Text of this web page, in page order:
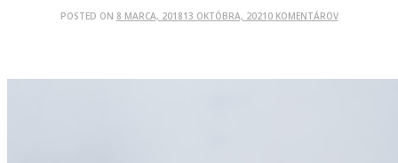
POSTED ON 8 MARCA, 201813 OKTÓBRA, 2021 0 KOMENTÁROV